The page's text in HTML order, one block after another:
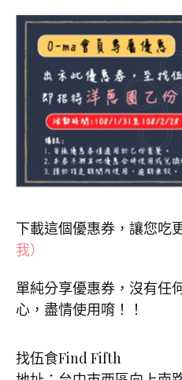
下載這個優惠券，讓您吃
我）
單純分享優惠券，沒有任
心，盡情使用唷！！
找伍食Find Fifth